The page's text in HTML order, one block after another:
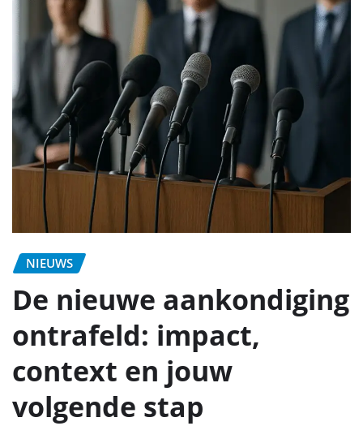
NIEUWS
De nieuwe aankondiging
ontrafeld: impact,
context en jouw
volgende stap